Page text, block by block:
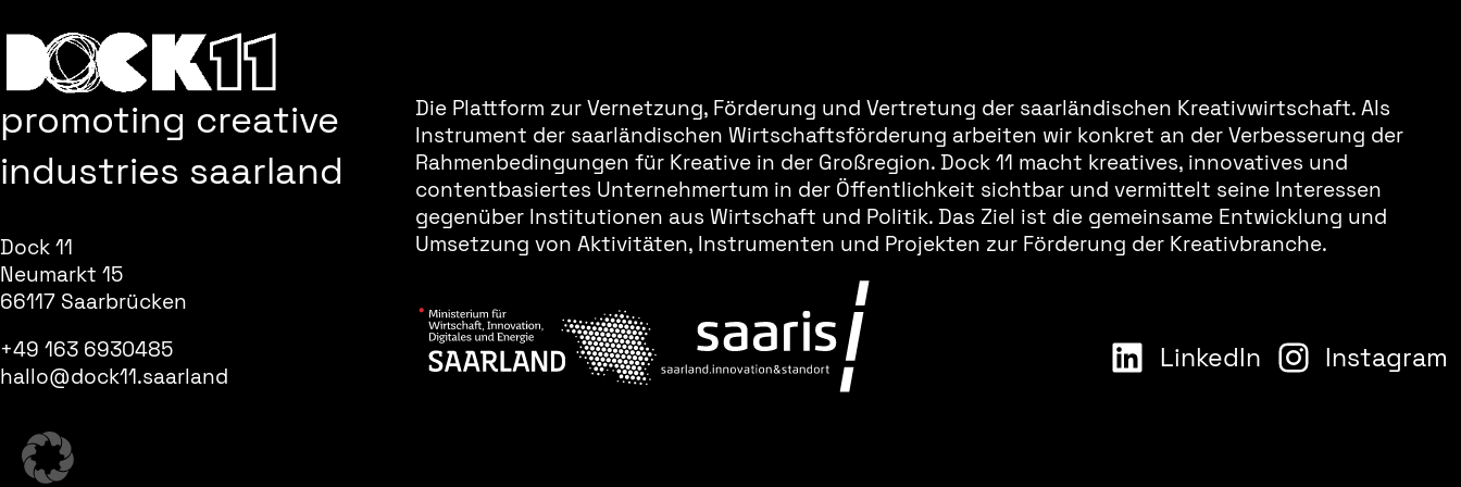
promoting creative
industries saarland
Dock 11
Neumarkt 15
66117 Saarbrücken
+49 163 6930485
hallo@dock11.saarland
Die Plattform zur Vernetzung, Förderung und Vertretung der saarländischen Kreativwirtschaft. Als
Instrument der saarländischen Wirtschaftsförderung arbeiten wir konkret an der Verbesserung der
Rahmenbedingungen für Kreative in der Großregion. Dock 11 macht kreatives, innovatives und
contentbasiertes Unternehmertum in der Öffentlichkeit sichtbar und vermittelt seine Interessen
gegenüber Institutionen aus Wirtschaft und Politik. Das Ziel ist die gemeinsame Entwicklung und
Umsetzung von Aktivitäten, Instrumenten und Projekten zur Förderung der Kreativbranche.
LinkedIn Instagram